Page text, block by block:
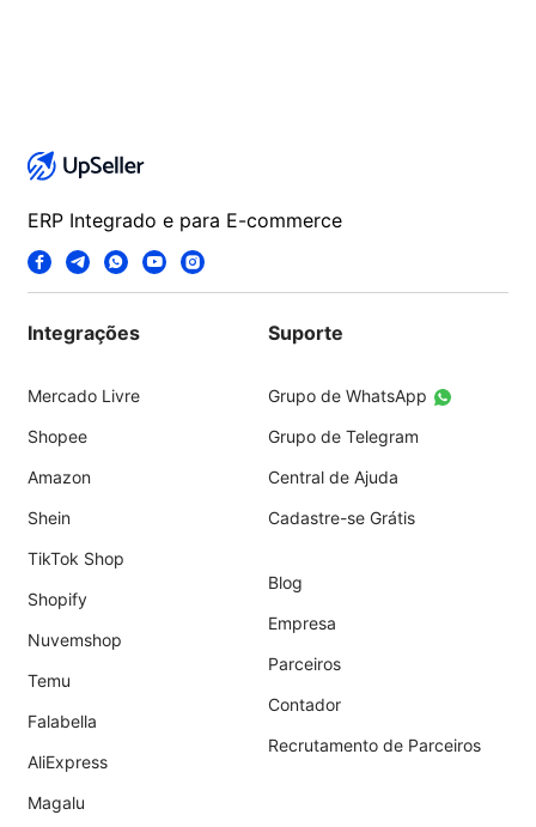
ERP Integrado e para E-commerce
Integrações
Mercado Livre
Shopee
Amazon
Shein
TikTok Shop
Shopify
Nuvemshop
Temu
Falabella
AliExpress
Magalu
Suporte
Grupo de WhatsApp
Grupo de Telegram
Central de Ajuda
Cadastre-se Grátis
Blog
Empresa
Parceiros
Contador
Recrutamento de Parceiros